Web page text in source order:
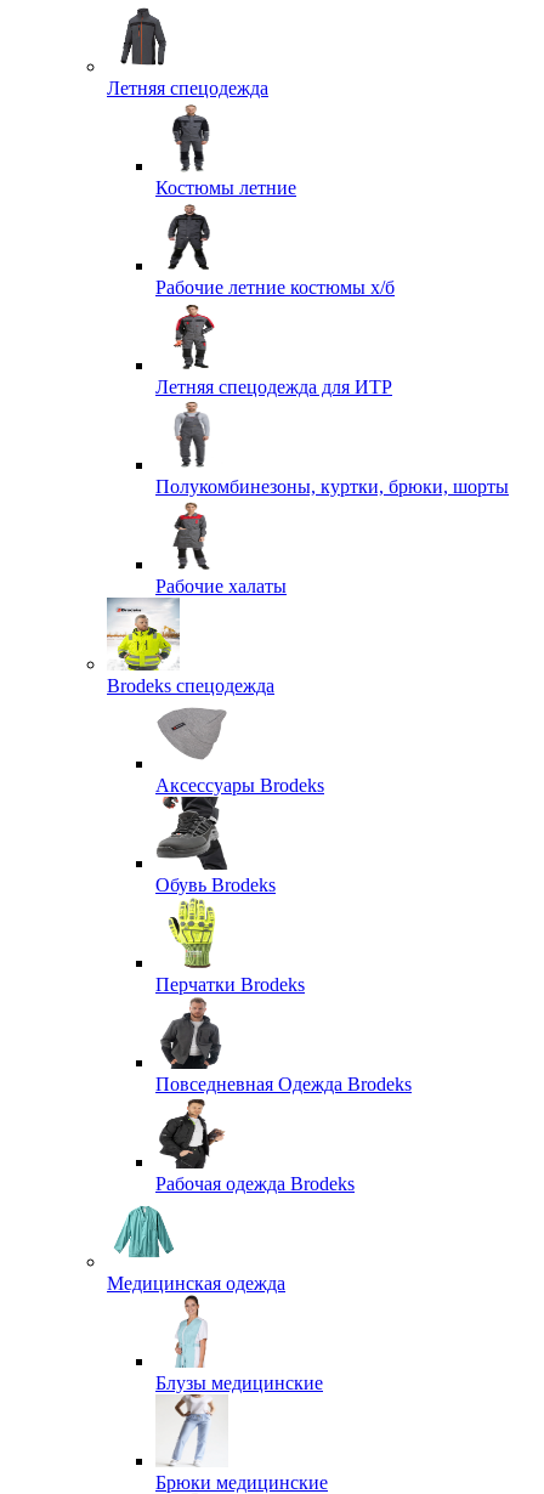
Летняя спецодежда
Костюмы летние
Рабочие летние костюмы х/б
Летняя спецодежда для ИТР
Полукомбинезоны, куртки, брюки, шорты
Рабочие халаты
Brodeks спецодежда
Аксессуары Brodeks
Обувь Brodeks
Перчатки Brodeks
Повседневная Одежда Brodeks
Рабочая одежда Brodeks
Медицинская одежда
Блузы медицинские
Брюки медицинские